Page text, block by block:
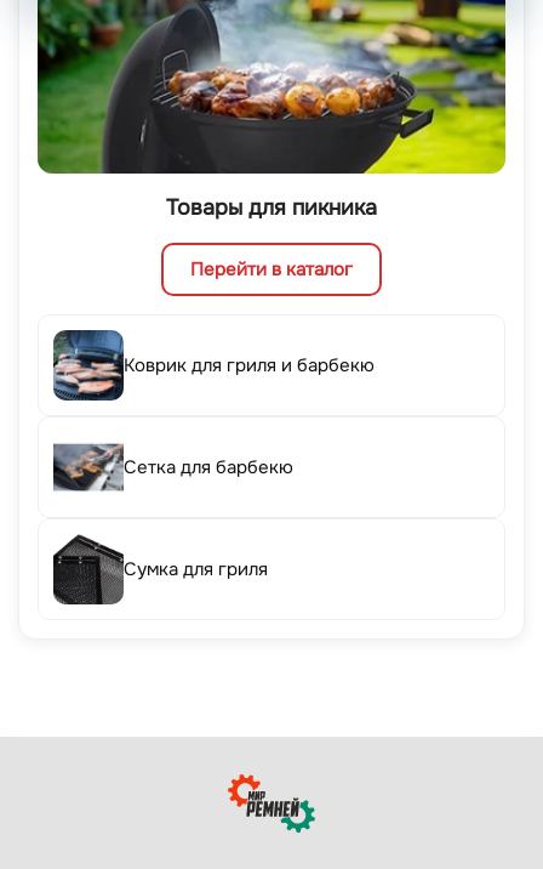
Товары для пикника
Перейти в каталог
Коврик для гриля и барбекю
Сетка для барбекю
Сумка для гриля